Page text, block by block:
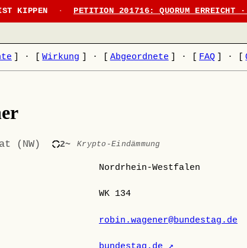
KIPPEN · PETITION 201716: QUORUM
· Wirkung · Abgeordnete · FAQ ·
(NW) 2~ Krypto-Eindämmung
Nordrhein-Westfalen
WK 134
robin.wagener@bundestag.de